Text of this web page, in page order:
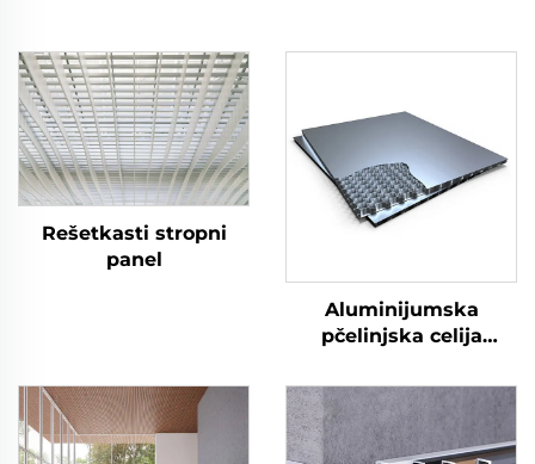
Rešetkasti stropni
panel
Aluminijumska
pčelinjska celija